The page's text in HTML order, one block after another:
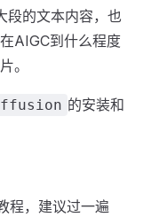
段的文本内容，也
AIGC到什么程度
。
的安装和
程，建议过一遍